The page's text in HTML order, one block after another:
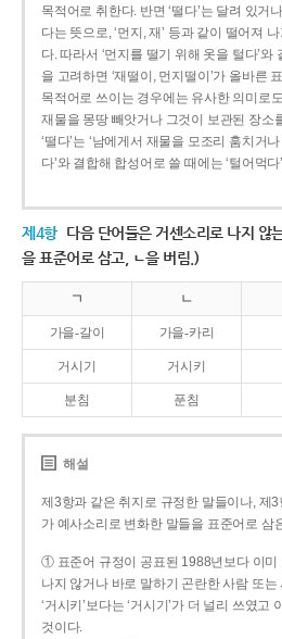
목적어로 취한다. 반면 ‘떨다’는 달려 있거
다는 뜻으로, ‘먼지, 재’ 등과 같이 떨어져
다. 따라서 ‘먼지를 떨기 위해 옷을 털다’와
을 고려하면 ‘재떨이, 먼지떨이’가 올바른
목적어로 쓰이는 경우에는 유사한 의미로도
재물을 몽땅 빼앗거나 그것이 보관된 장소
‘떨다’는 ‘남에게서 재물을 모조리 훔치거
다’와 결합해 합성어로 쓸 때에는 ‘털어먹다
제4항 다음 단어들은 거센소리로 나지 않
을 표준어로 삼고, ㄴ을 버림.)
ㄱ ㄴ
가을-갈이 가을-카리
거시기 거시키
분침 푼침
해설
제3항과 같은 취지로 규정한 말들이나, 제
가 예사소리로 변화한 말들을 표준어로 삼
① 표준어 규정이 공표된 1988년보다 이미
나지 않거나 바로 말하기 곤란한 사람 또
‘거시키’보다는 ‘거시기’가 더 널리 쓰였
것이다.